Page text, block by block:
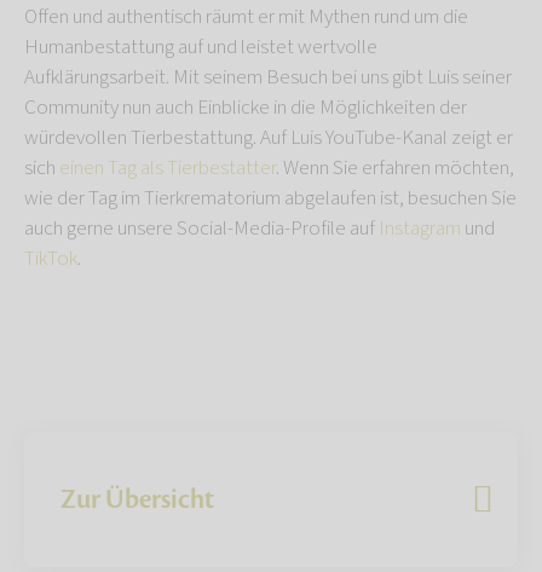
Offen und authentisch räumt er mit Mythen rund um die
Humanbestattung auf und leistet wertvolle
Aufklärungsarbeit. Mit seinem Besuch bei uns gibt Luis seiner
Community nun auch Einblicke in die Möglichkeiten der
würdevollen Tierbestattung. Auf Luis YouTube-Kanal zeigt er
sich einen Tag als Tierbestatter. Wenn Sie erfahren möchten,
wie der Tag im Tierkrematorium abgelaufen ist, besuchen Sie
auch gerne unsere Social-Media-Profile auf Instagram und
TikTok.
Zur Übersicht